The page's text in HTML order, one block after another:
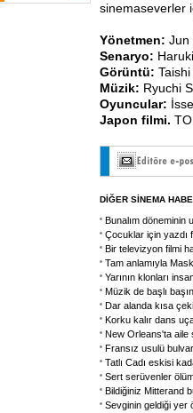
sinemaseverler
Yönetmen: Jun
Senaryo:
Görüntü:
Müzik: Ryuchi
Oyuncular:
Japon filmi.
DİĞER SİNEMA
Bunalım döneminin
Çocuklar için yazdı
Bir televizyon filmi
Tam anlamıyla
Yarının klonları
Müzik de başlı
Dar alanda kısa
Korku kalır dans
New Orleans'ta aile
Fransız usulü
Tatlı Cadı eskisi
Sert serüvenler
Bildiğiniz Mitterand
Sevginin geldiği yer